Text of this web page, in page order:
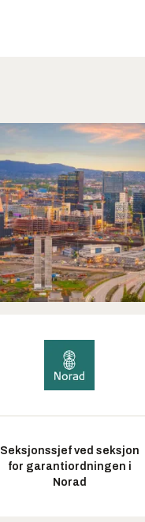
Seksjonssjef ved seksjon
for garantiordningen i
Norad